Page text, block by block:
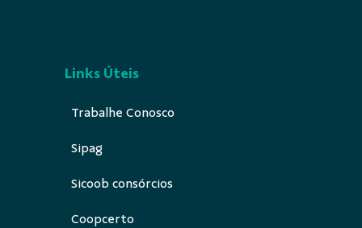
Links Úteis
Trabalhe Conosco
Sipag
Sicoob consórcios
Coopcerto